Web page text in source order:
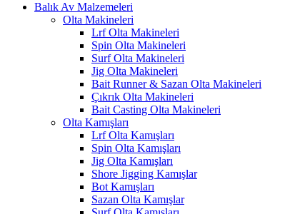
Balık Av Malzemeleri
Olta Makineleri
Lrf Olta Makineleri
Spin Olta Makineleri
Surf Olta Makineleri
Jig Olta Makineleri
Bait Runner & Sazan Olta Makineleri
Çıkrık Olta Makineleri
Bait Casting Olta Makineleri
Olta Kamışları
Lrf Olta Kamışları
Spin Olta Kamışları
Jig Olta Kamışları
Shore Jigging Kamışlar
Bot Kamışları
Sazan Olta Kamışlar